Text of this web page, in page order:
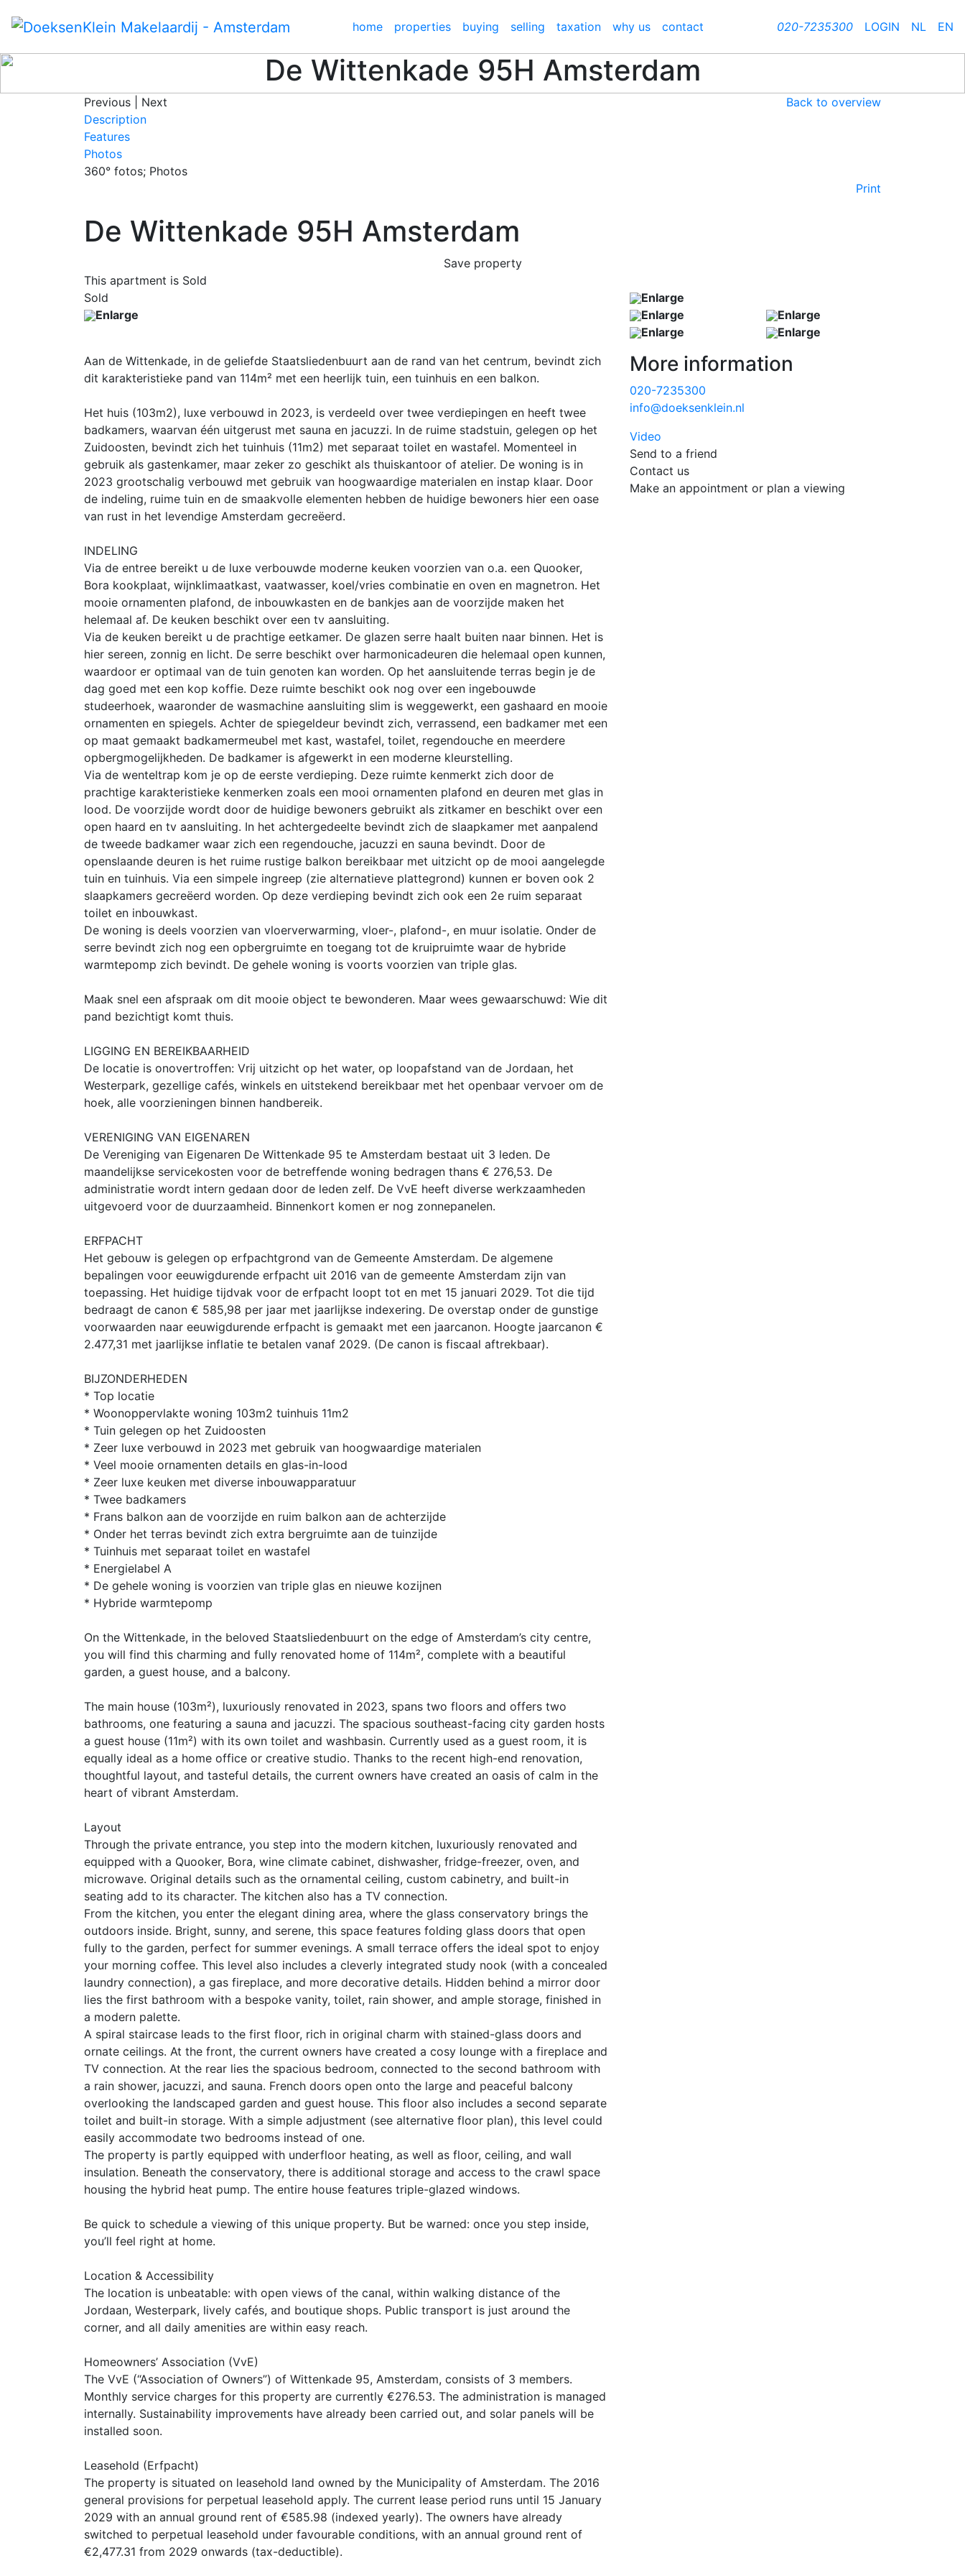
home properties buying selling taxation why us contact 020-7235300 LOGIN NL EN
De Wittenkade 95H Amsterdam
Previous Next
Back to overview
Description
Features
Photos
360° fotos; Photos
Print
De Wittenkade 95H Amsterdam
Save property
This apartment is Sold
Sold
Enlarge
Enlarge
Enlarge
Enlarge
Enlarge
Enlarge
Aan de Wittenkade, in de geliefde Staatsliedenbuurt aan de rand van het centrum, bevindt zich
dit karakteristieke pand van 114m² met een heerlijk tuin, een tuinhuis en een balkon.
Het huis (103m2), luxe verbouwd in 2023, is verdeeld over twee verdiepingen en heeft twee
badkamers, waarvan één uitgerust met sauna en jacuzzi. In de ruime stadstuin, gelegen op het
Zuidoosten, bevindt zich het tuinhuis (11m2) met separaat toilet en wastafel. Momenteel in
gebruik als gastenkamer, maar zeker zo geschikt als thuiskantoor of atelier. De woning is in
2023 grootschalig verbouwd met gebruik van hoogwaardige materialen en instap klaar. Door
de indeling, ruime tuin en de smaakvolle elementen hebben de huidige bewoners hier een oase
van rust in het levendige Amsterdam gecreëerd.
INDELING
Via de entree bereikt u de luxe verbouwde moderne keuken voorzien van o.a. een Quooker,
Bora kookplaat, wijnklimaatkast, vaatwasser, koel/vries combinatie en oven en magnetron. Het
mooie ornamenten plafond, de inbouwkasten en de bankjes aan de voorzijde maken het
helemaal af. De keuken beschikt over een tv aansluiting.
Via de keuken bereikt u de prachtige eetkamer. De glazen serre haalt buiten naar binnen. Het is
hier sereen, zonnig en licht. De serre beschikt over harmonicadeuren die helemaal open kunnen,
waardoor er optimaal van de tuin genoten kan worden. Op het aansluitende terras begin je de
dag goed met een kop koffie. Deze ruimte beschikt ook nog over een ingebouwde
studeerhoek, waaronder de wasmachine aansluiting slim is weggewerkt, een gashaard en mooie
ornamenten en spiegels. Achter de spiegeldeur bevindt zich, verrassend, een badkamer met een
op maat gemaakt badkamermeubel met kast, wastafel, toilet, regendouche en meerdere
opbergmogelijkheden. De badkamer is afgewerkt in een moderne kleurstelling.
Via de wenteltrap kom je op de eerste verdieping. Deze ruimte kenmerkt zich door de
prachtige karakteristieke kenmerken zoals een mooi ornamenten plafond en deuren met glas in
lood. De voorzijde wordt door de huidige bewoners gebruikt als zitkamer en beschikt over een
open haard en tv aansluiting. In het achtergedeelte bevindt zich de slaapkamer met aanpalend
de tweede badkamer waar zich een regendouche, jacuzzi en sauna bevindt. Door de
openslaande deuren is het ruime rustige balkon bereikbaar met uitzicht op de mooi aangelegde
tuin en tuinhuis. Via een simpele ingreep (zie alternatieve plattegrond) kunnen er boven ook 2
slaapkamers gecreëerd worden. Op deze verdieping bevindt zich ook een 2e ruim separaat
toilet en inbouwkast.
De woning is deels voorzien van vloerverwarming, vloer-, plafond-, en muur isolatie. Onder de
serre bevindt zich nog een opbergruimte en toegang tot de kruipruimte waar de hybride
warmtepomp zich bevindt. De gehele woning is voorts voorzien van triple glas.
Maak snel een afspraak om dit mooie object te bewonderen. Maar wees gewaarschuwd: Wie dit
pand bezichtigt komt thuis.
LIGGING EN BEREIKBAARHEID
De locatie is onovertroffen: Vrij uitzicht op het water, op loopafstand van de Jordaan, het
Westerpark, gezellige cafés, winkels en uitstekend bereikbaar met het openbaar vervoer om de
hoek, alle voorzieningen binnen handbereik.
VERENIGING VAN EIGENAREN
De Vereniging van Eigenaren De Wittenkade 95 te Amsterdam bestaat uit 3 leden. De
maandelijkse servicekosten voor de betreffende woning bedragen thans € 276,53. De
administratie wordt intern gedaan door de leden zelf. De VvE heeft diverse werkzaamheden
uitgevoerd voor de duurzaamheid. Binnenkort komen er nog zonnepanelen.
ERFPACHT
Het gebouw is gelegen op erfpachtgrond van de Gemeente Amsterdam. De algemene
bepalingen voor eeuwigdurende erfpacht uit 2016 van de gemeente Amsterdam zijn van
toepassing. Het huidige tijdvak voor de erfpacht loopt tot en met 15 januari 2029. Tot die tijd
bedraagt de canon € 585,98 per jaar met jaarlijkse indexering. De overstap onder de gunstige
voorwaarden naar eeuwigdurende erfpacht is gemaakt met een jaarcanon. Hoogte jaarcanon €
2.477,31 met jaarlijkse inflatie te betalen vanaf 2029. (De canon is fiscaal aftrekbaar).
BIJZONDERHEDEN
* Top locatie
* Woonoppervlakte woning 103m2 tuinhuis 11m2
* Tuin gelegen op het Zuidoosten
* Zeer luxe verbouwd in 2023 met gebruik van hoogwaardige materialen
* Veel mooie ornamenten details en glas-in-lood
* Zeer luxe keuken met diverse inbouwapparatuur
* Twee badkamers
* Frans balkon aan de voorzijde en ruim balkon aan de achterzijde
* Onder het terras bevindt zich extra bergruimte aan de tuinzijde
* Tuinhuis met separaat toilet en wastafel
* Energielabel A
* De gehele woning is voorzien van triple glas en nieuwe kozijnen
* Hybride warmtepomp
On the Wittenkade, in the beloved Staatsliedenbuurt on the edge of Amsterdam’s city centre,
you will find this charming and fully renovated home of 114m², complete with a beautiful
garden, a guest house, and a balcony.
The main house (103m²), luxuriously renovated in 2023, spans two floors and offers two
bathrooms, one featuring a sauna and jacuzzi. The spacious southeast-facing city garden hosts
a guest house (11m²) with its own toilet and washbasin. Currently used as a guest room, it is
equally ideal as a home office or creative studio. Thanks to the recent high-end renovation,
thoughtful layout, and tasteful details, the current owners have created an oasis of calm in the
heart of vibrant Amsterdam.
Layout
Through the private entrance, you step into the modern kitchen, luxuriously renovated and
equipped with a Quooker, Bora, wine climate cabinet, dishwasher, fridge-freezer, oven, and
microwave. Original details such as the ornamental ceiling, custom cabinetry, and built-in
seating add to its character. The kitchen also has a TV connection.
From the kitchen, you enter the elegant dining area, where the glass conservatory brings the
outdoors inside. Bright, sunny, and serene, this space features folding glass doors that open
fully to the garden, perfect for summer evenings. A small terrace offers the ideal spot to enjoy
your morning coffee. This level also includes a cleverly integrated study nook (with a concealed
laundry connection), a gas fireplace, and more decorative details. Hidden behind a mirror door
lies the first bathroom with a bespoke vanity, toilet, rain shower, and ample storage, finished in
a modern palette.
A spiral staircase leads to the first floor, rich in original charm with stained-glass doors and
ornate ceilings. At the front, the current owners have created a cosy lounge with a fireplace and
TV connection. At the rear lies the spacious bedroom, connected to the second bathroom with
a rain shower, jacuzzi, and sauna. French doors open onto the large and peaceful balcony
overlooking the landscaped garden and guest house. This floor also includes a second separate
toilet and built-in storage. With a simple adjustment (see alternative floor plan), this level could
easily accommodate two bedrooms instead of one.
The property is partly equipped with underfloor heating, as well as floor, ceiling, and wall
insulation. Beneath the conservatory, there is additional storage and access to the crawl space
housing the hybrid heat pump. The entire house features triple-glazed windows.
Be quick to schedule a viewing of this unique property. But be warned: once you step inside,
you’ll feel right at home.
Location & Accessibility
The location is unbeatable: with open views of the canal, within walking distance of the
Jordaan, Westerpark, lively cafés, and boutique shops. Public transport is just around the
corner, and all daily amenities are within easy reach.
Homeowners’ Association (VvE)
The VvE (“Association of Owners”) of Wittenkade 95, Amsterdam, consists of 3 members.
Monthly service charges for this property are currently €276.53. The administration is managed
internally. Sustainability improvements have already been carried out, and solar panels will be
installed soon.
Leasehold (Erfpacht)
The property is situated on leasehold land owned by the Municipality of Amsterdam. The 2016
general provisions for perpetual leasehold apply. The current lease period runs until 15 January
2029 with an annual ground rent of €585.98 (indexed yearly). The owners have already
switched to perpetual leasehold under favourable conditions, with an annual ground rent of
€2,477.31 from 2029 onwards (tax-deductible).
More information
020-7235300
info@doeksenklein.nl
Video
Send to a friend
Contact us
Make an appointment or plan a viewing